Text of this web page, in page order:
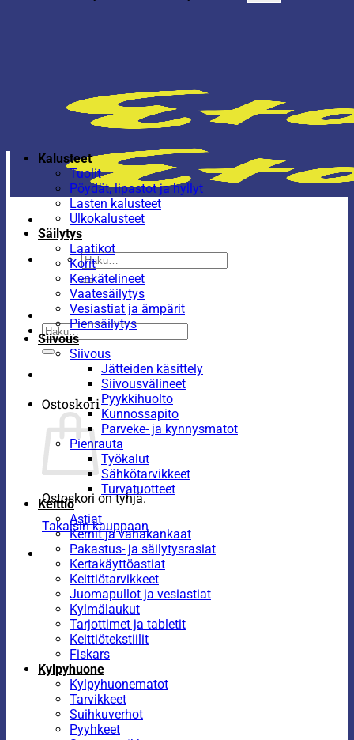
Etsi:
Etsi:
Ostoskori
Ostoskori on tyhjä.
Takaisin kauppaan
Kalusteet
Tuolit
Pöydät, lipastot ja hyllyt
Lasten kalusteet
Ulkokalusteet
Säilytys
Laatikot
Korit
Kenkätelineet
Vaatesäilytys
Vesiastiat ja ämpärit
Piensäilytys
Siivous
Siivous
Jätteiden käsittely
Siivousvälineet
Pyykkihuolto
Kunnossapito
Parveke- ja kynnysmatot
Pienrauta
Työkalut
Sähkötarvikkeet
Turvatuotteet
Keittiö
Astiat
Kernit ja vahakankaat
Pakastus- ja säilytysrasiat
Kertakäyttöastiat
Keittiötarvikkeet
Juomapullot ja vesiastiat
Kylmälaukut
Tarjottimet ja tabletit
Keittiötekstiilit
Fiskars
Kylpyhuone
Kylpyhuonematot
Tarvikkeet
Suihkuverhot
Pyyhkeet